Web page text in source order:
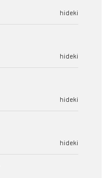
hideki
hideki
hideki
hideki